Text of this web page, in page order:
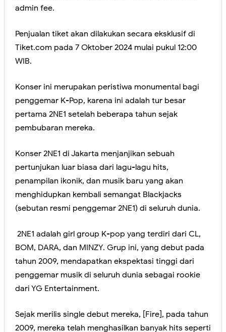
admin fee.
Penjualan tiket akan dilakukan secara eksklusif di
Tiket.com pada 7 Oktober 2024 mulai pukul 12:00
WIB.
Konser ini merupakan peristiwa monumental bagi
penggemar K-Pop, karena ini adalah tur besar
pertama 2NE1 setelah beberapa tahun sejak
pembubaran mereka.
Konser 2NE1 di Jakarta menjanjikan sebuah
pertunjukan luar biasa dari lagu-lagu hits,
penampilan ikonik, dan musik baru yang akan
menghidupkan kembali semangat Blackjacks
(sebutan resmi penggemar 2NE1) di seluruh dunia.
2NE1 adalah girl group K-pop yang terdiri dari CL,
BOM, DARA, dan MINZY. Grup ini, yang debut pada
tahun 2009, mendapatkan ekspektasi tinggi dari
penggemar musik di seluruh dunia sebagai rookie
dari YG Entertainment.
Sejak merilis single debut mereka, [Fire], pada tahun
2009, mereka telah menghasilkan banyak hits seperti